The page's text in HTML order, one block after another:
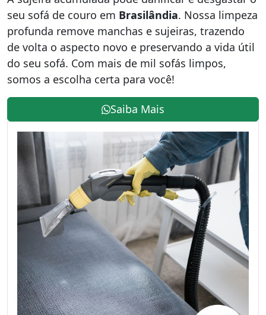
seu sofá de couro em Brasilândia. Nossa limpeza
profunda remove manchas e sujeiras, trazendo
de volta o aspecto novo e preservando a vida útil
do seu sofá. Com mais de mil sofás limpos,
somos a escolha certa para você!
Saiba Mais